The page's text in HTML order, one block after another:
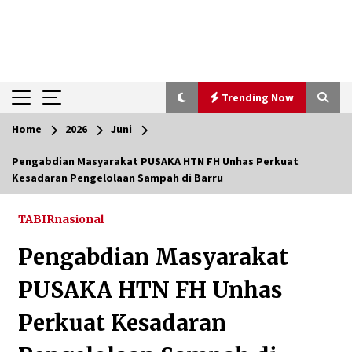
Trending Now
Trending Now
Pimpin Kaji Tiru ke Bantul DIY, Wabup Barito
Ketika Pasien Dianggap Beban: Runtuhnya
Empati dan Etika Dokter di Ruang Digital
Agustus 7, 2026
Berenang bersama Empat Temannya, Gadis di
HST Tewas Tenggelam di Sungai Kajung
Home 2026 Juni
Pengabdian Masyarakat PUSAKA HTN FH Unhas Perkuat
Kesadaran Pengelolaan Sampah di Barru
TABIRnasional
Pengabdian Masyarakat
PUSAKA HTN FH Unhas
Perkuat Kesadaran